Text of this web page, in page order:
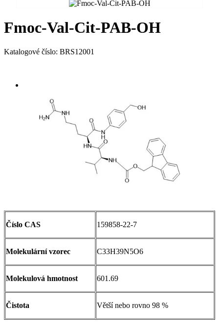
Fmoc-Val-Cit-PAB-OH
Katalogové číslo: BRS12001
Číslo CAS 159858-22-7
Molekulární vzorec C33H39N5O6
Molekulová hmotnost 601.69
Čistota Větší nebo rovno 98 %